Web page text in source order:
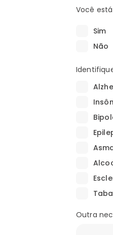
Você
Sim
Não
Outra